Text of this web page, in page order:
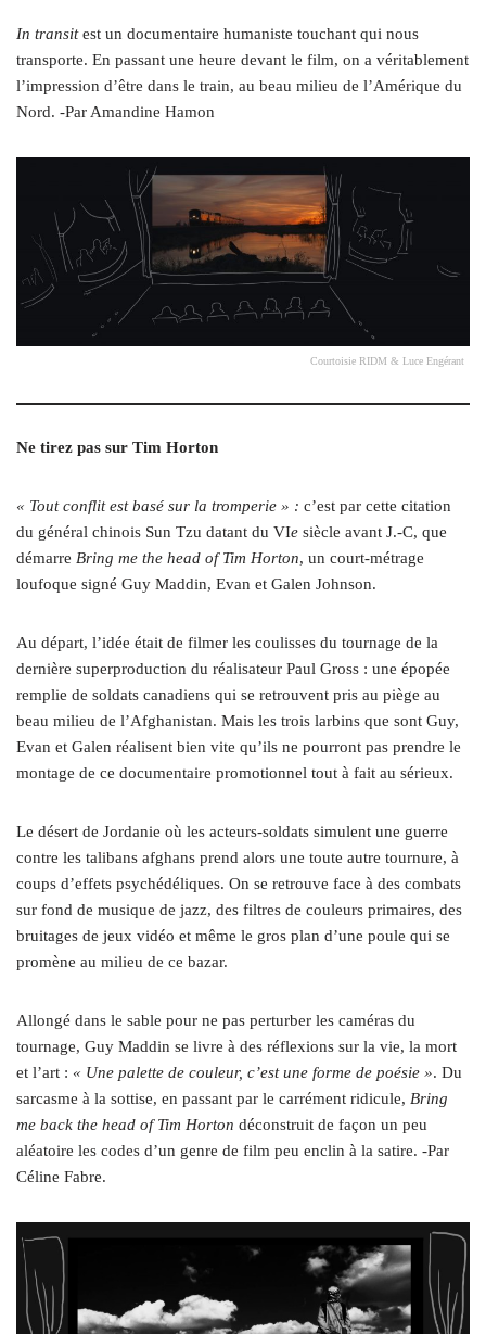
In transitest un documentaire humaniste touchant qui nous
transporte. En passant une heure devant le film, on a véritablement
l’impression d’être dans le train, au beau milieu de l’Amérique du
Nord. ‑Par Amandine Hamon
Courtoisie RIDM & Luce Engérant
Ne tirez pas sur Tim Horton
« Tout conflit est basé sur la tromperie » : c’est par cette citation
du général chinois Sun Tzu datant du VIe siècle avant J.-C, que
démarre Bring me the head of Tim Horton, un court-métrage
loufoque signé Guy Maddin, Evan et Galen Johnson.
Au départ, l’idée était de filmer les coulisses du tournage de la
dernière superproduction du réalisateur Paul Gross : une épopée
remplie de soldats canadiens qui se retrouvent pris au piège au
beau milieu de l’Afghanistan. Mais les trois larbins que sont Guy,
Evan et Galen réalisent bien vite qu’ils ne pourront pas prendre le
montage de ce documentaire promotionnel tout à fait au sérieux.
Le désert de Jordanie où les acteurs-soldats simulent une guerre
contre les talibans afghans prend alors une toute autre tournure, à
coups d’effets psychédéliques. On se retrouve face à des combats
sur fond de musique de jazz, des filtres de couleurs primaires, des
bruitages de jeux vidéo et même le gros plan d’une poule qui se
promène au milieu de ce bazar.
Allongé dans le sable pour ne pas perturber les caméras du
tournage, Guy Maddin se livre à des réflexions sur la vie, la mort
et l’art : « Une palette de couleur, c’est une forme de poésie ». Du
sarcasme à la sottise, en passant par le carrément ridicule, Bring
me back the head of Tim Horton déconstruit de façon un peu
aléatoire les codes d’un genre de film peu enclin à la satire. ‑Par
Céline Fabre.